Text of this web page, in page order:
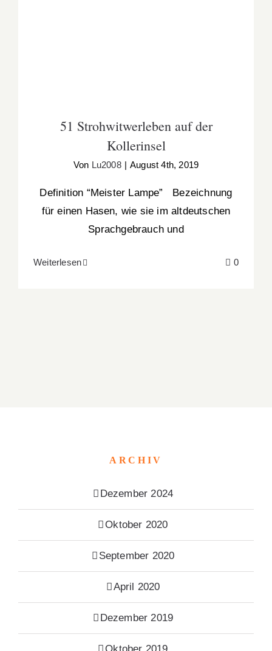
51 Strohwitwerleben auf der
Kollerinsel
Von Lu2008 | August 4th, 2019
Definition “Meister Lampe” Bezeichnung
für einen Hasen, wie sie im altdeutschen
Sprachgebrauch und
Weiterlesen 0
ARCHIV
Dezember 2024
Oktober 2020
September 2020
April 2020
Dezember 2019